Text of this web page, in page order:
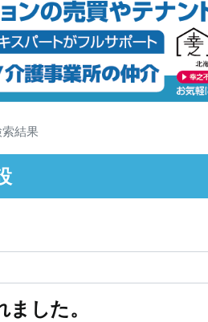
索結果
した。